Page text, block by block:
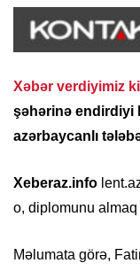
Xəbər verdiyimiz
şəhərinə endirdiyi
azərbaycanlı
Xeberaz.info
o, diplomunu
Məlumata görə,